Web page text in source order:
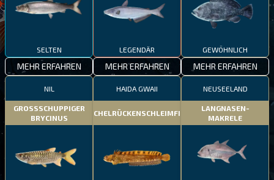
SELTEN
MEHR ERFAHREN
LEGENDÄR
MEHR ERFAHREN
GEWÖHNLICH
MEHR ERFAHREN
NIL
GROSSSCHUPPIGER
BRYCINUS
HAIDA GWAII
STACHELRÜCKENSCHLEIMFISCH
NEUSEELAND
LANGNASEN-
MAKRELE